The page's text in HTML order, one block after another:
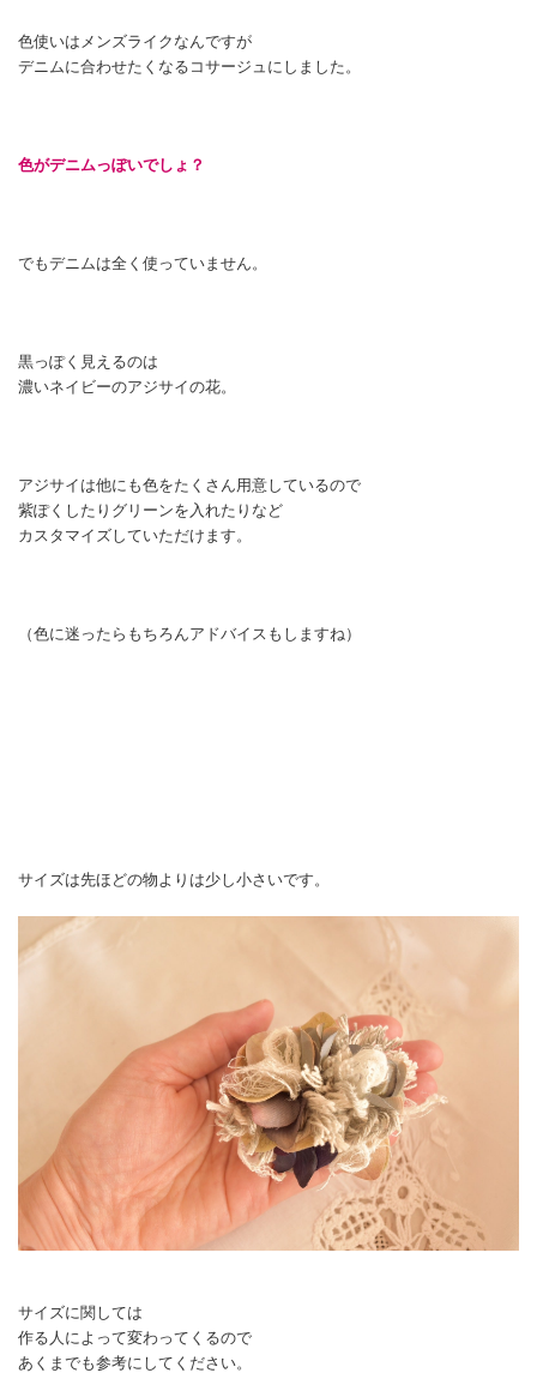
色使いはメンズライクなんですが
デニムに合わせたくなるコサージュにしました。
色がデニムっぽいでしょ？
でもデニムは全く使っていません。
黒っぽく見えるのは
濃いネイビーのアジサイの花。
アジサイは他にも色をたくさん用意しているので
紫ぽくしたりグリーンを入れたりなど
カスタマイズしていただけます。
（色に迷ったらもちろんアドバイスもしますね）
サイズは先ほどの物よりは少し小さいです。
サイズに関しては
作る人によって変わってくるので
あくまでも参考にしてください。